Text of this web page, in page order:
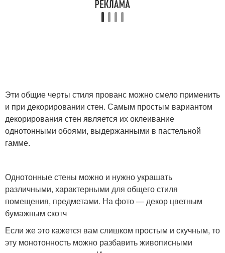
Эти общие черты стиля прованс можно смело применить
и при декорировании стен. Самым простым вариантом
декорирования стен является их оклеивание
однотонными обоями, выдержанными в пастельной
гамме.
Однотонные стены можно и нужно украшать
различными, характерными для общего стиля
помещения, предметами. На фото — декор цветным
бумажным скотч
Если же это кажется вам слишком простым и скучным, то
эту монотонность можно разбавить живописными